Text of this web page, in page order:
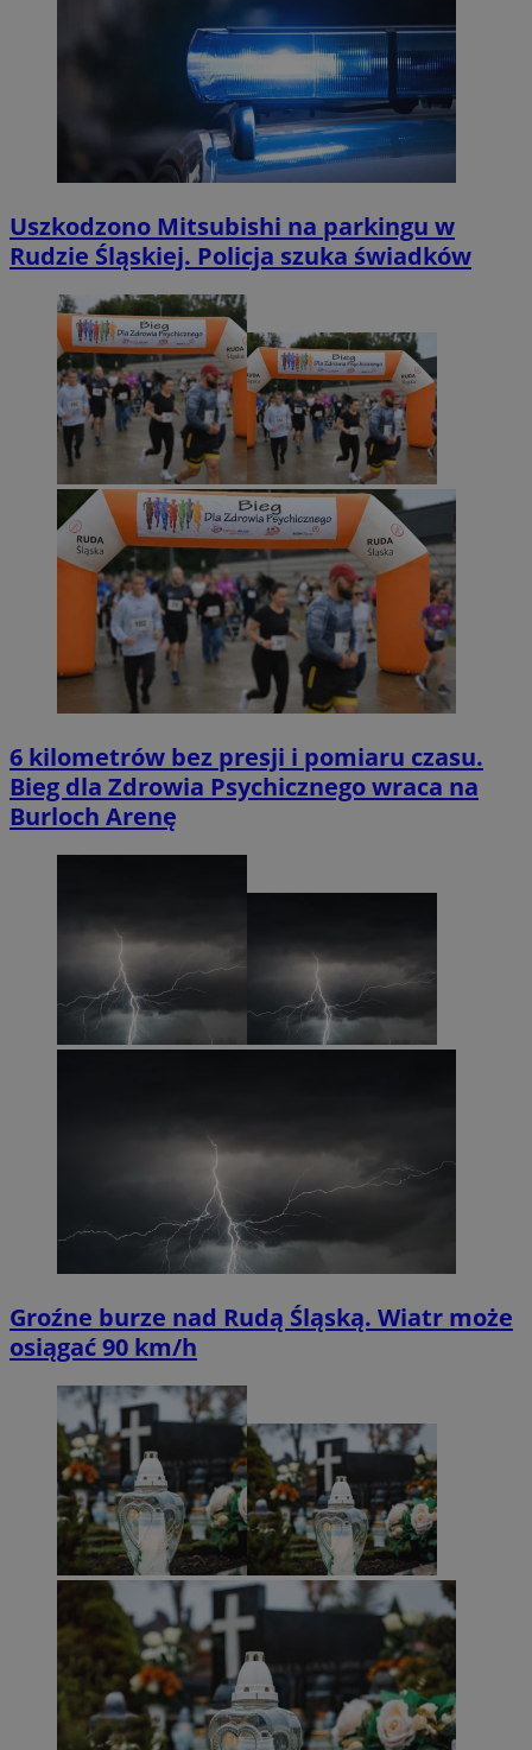
Uszkodzono Mitsubishi na parkingu w
Rudzie Śląskiej. Policja szuka świadków
6 kilometrów bez presji i pomiaru czasu.
Bieg dla Zdrowia Psychicznego wraca na
Burloch Arenę
Groźne burze nad Rudą Śląską. Wiatr może
osiągać 90 km/h